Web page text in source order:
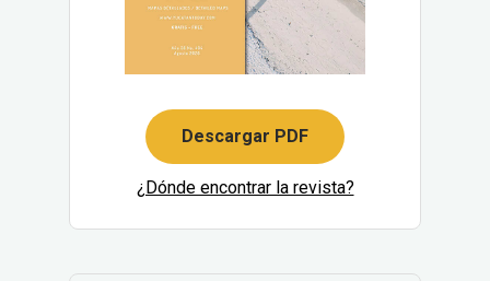
Descargar PDF
¿Dónde encontrar la revista?